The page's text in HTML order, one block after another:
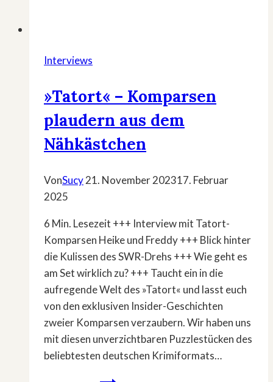
Interviews
»Tatort« – Komparsen
plaudern aus dem
Nähkästchen
VonSucy21. November 202317. Februar
2025
6 Min. Lesezeit +++ Interview mit Tatort-
Komparsen Heike und Freddy +++ Blick hinter
die Kulissen des SWR-Drehs +++ Wie geht es
am Set wirklich zu? +++ Taucht ein in die
aufregende Welt des »Tatort« und lasst euch
von den exklusiven Insider-Geschichten
zweier Komparsen verzaubern. Wir haben uns
mit diesen unverzichtbaren Puzzlestücken des
beliebtesten deutschen Krimiformats…